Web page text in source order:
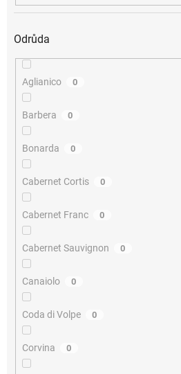
Odrůda
Aglianico 0
Barbera 0
Bonarda 0
Cabernet Cortis 0
Cabernet Franc 0
Cabernet Sauvignon 0
Canaiolo 0
Coda di Volpe 0
Corvina 0